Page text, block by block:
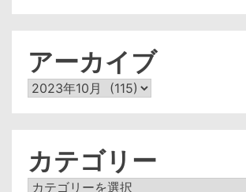
アーカイブ
ア
ー
カテゴリー
カ